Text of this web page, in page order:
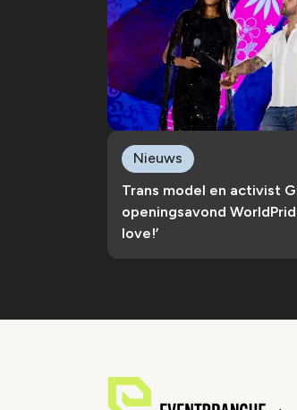
Trans model en activist
openingsavond
love!’
Nieuws